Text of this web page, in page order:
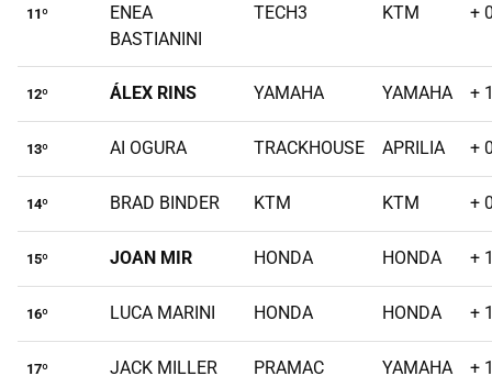
11º
ENEA
BASTIANINI
TECH3 KTM +
12º ÁLEX RINS YAMAHA YAMAHA +
13º AI OGURA TRACKHOUSE APRILIA +
14º BRAD BINDER KTM KTM +
15º JOAN MIR HONDA HONDA +
16º LUCA MARINI HONDA HONDA +
17º JACK MILLER PRAMAC YAMAHA +